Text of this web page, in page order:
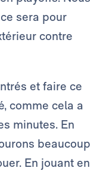
sera pour
contre
et faire ce
comme cela a
minutes. En
beaucoup
En jouant en